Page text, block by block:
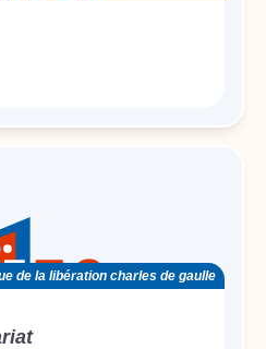
de la libération charles de gaulle